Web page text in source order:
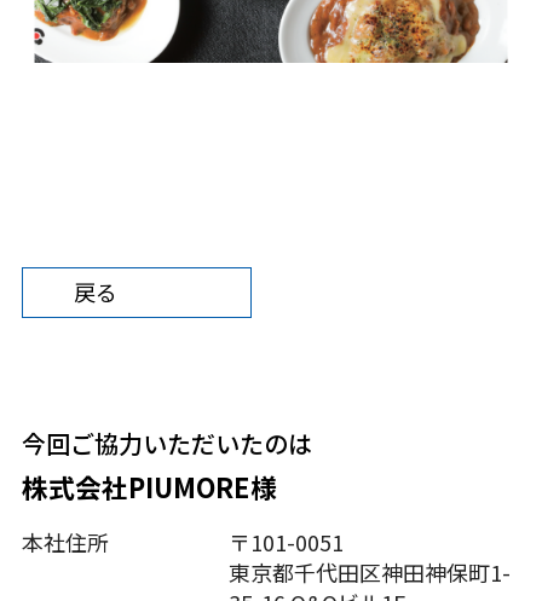
戻る
今回ご協⼒いただいたのは
株式会社PIUMORE様
本社住所 〒101-0051
東京都千代田区神田神保町1-